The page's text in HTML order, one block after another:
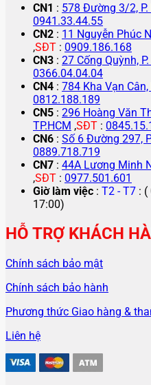
CN1 : 578 Đường 3/2, P.
0941.33.44.55
CN2 : 11 Nguyễn Phúc
,SĐT : 0909.186.168
CN3 : 27 Cống Quỳnh,
0366.04.04.04
CN4 : 784 Kha Vạn Cân,
0812.188.189
CN5 : 296 Hoàng Văn
TP.HCM ,SĐT :
CN6 : Số 6 Đường 297,
0889.718.719
CN7 : 44A Lương Minh
,SĐT : 0977.501.601
Giờ làm việc : T2 - T7 : (
17:00)
HỖ TRỢ KHÁCH
Chính sách bảo mật
Chính sách bảo hành
Phương thức Giao hàng &
Liên hệ